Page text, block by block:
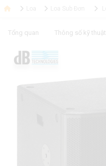
Tổng quan Thông số kỹ thuật